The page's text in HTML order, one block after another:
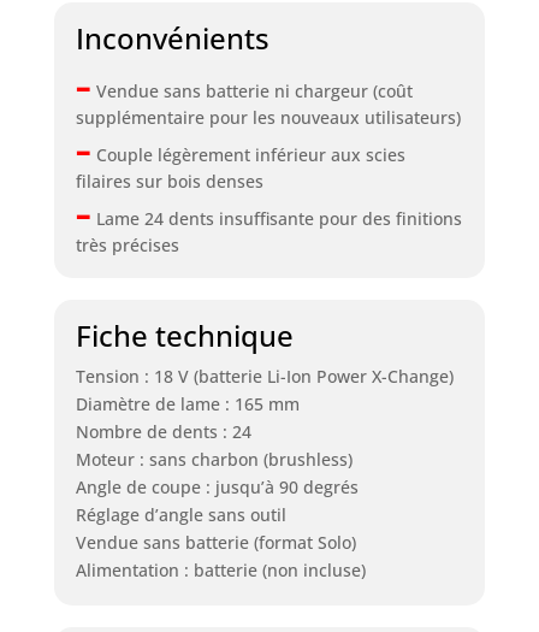
Inconvénients
– Vendue sans batterie ni chargeur (coût
supplémentaire pour les nouveaux utilisateurs)
– Couple légèrement inférieur aux scies
filaires sur bois denses
– Lame 24 dents insuffisante pour des finitions
très précises
Fiche technique
Tension : 18 V (batterie Li-Ion Power X-Change)
Diamètre de lame : 165 mm
Nombre de dents : 24
Moteur : sans charbon (brushless)
Angle de coupe : jusqu’à 90 degrés
Réglage d’angle sans outil
Vendue sans batterie (format Solo)
Alimentation : batterie (non incluse)